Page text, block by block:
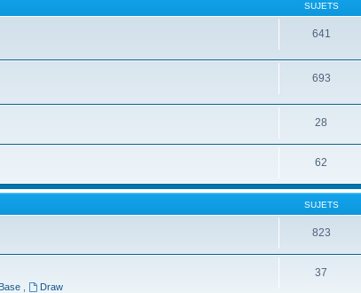
SUJETS
641
693
28
62
SUJETS
823
Base Draw
37